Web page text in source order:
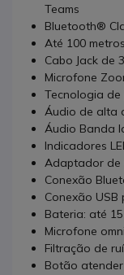
Teams
Bluetooth®
Até 100
Cabo Jack de
Microfone
Tecnologia de
Áudio de alta
Áudio Banda
Indicadores
Adaptador de
Conexão
Conexão USB
Bateria: até
Microfone
Filtração de
Botão